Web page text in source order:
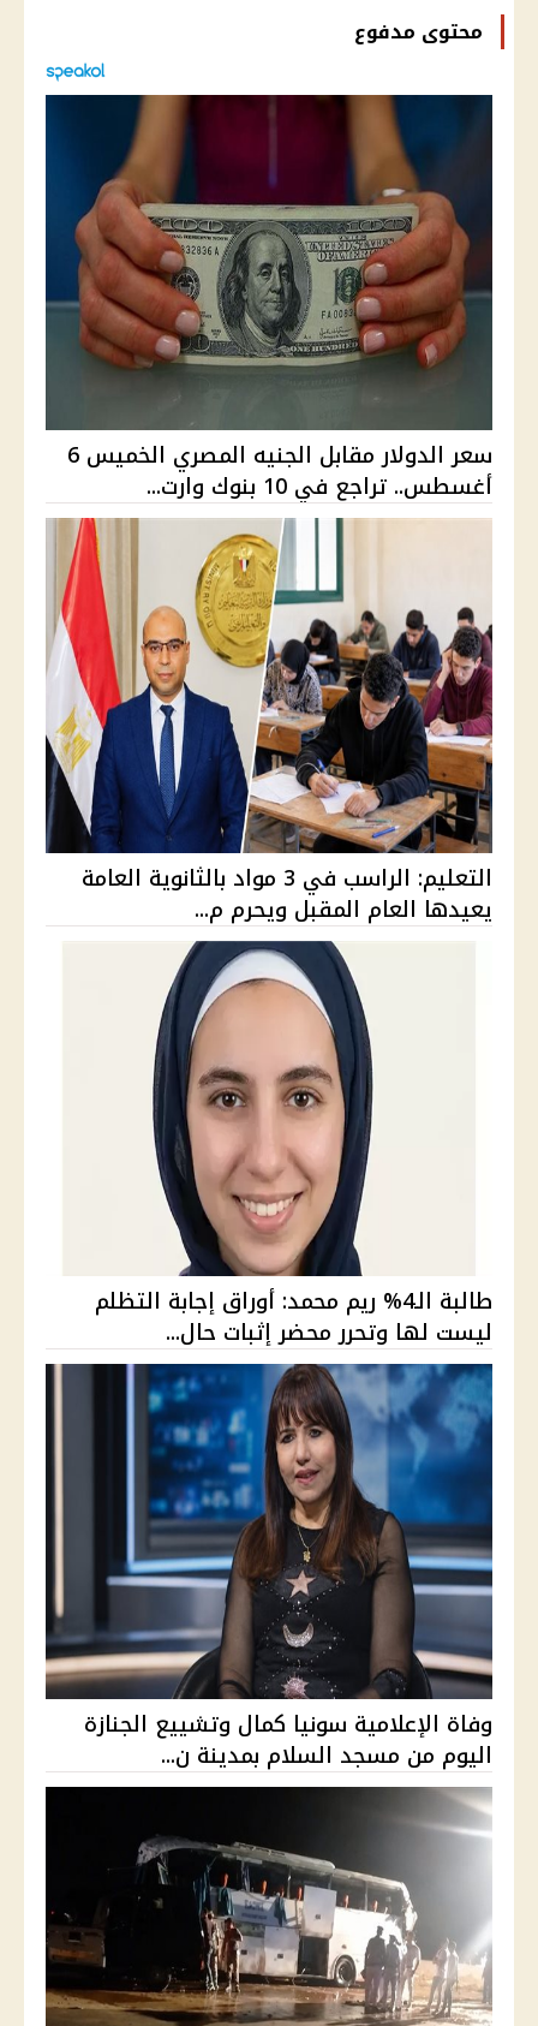
محتوى مدفوع
سعر الدولار مقابل الجنيه المصري الخميس 6
أغسطس.. تراجع في 10 بنوك وارت...
التعليم: الراسب في 3 مواد بالثانوية العامة
يعيدها العام المقبل ويحرم م...
طالبة الـ4% ريم محمد: أوراق إجابة التظلم
ليست لها وتحرر محضر إثبات حال...
وفاة الإعلامية سونيا كمال وتشييع الجنازة
اليوم من مسجد السلام بمدينة ن...